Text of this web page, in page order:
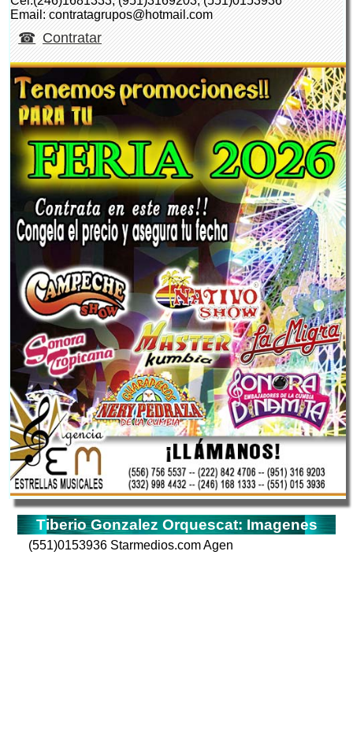
Email: contratagrupos@hotmail.com
Contratar
Tiberio Gonzalez Orquescat: Imagenes